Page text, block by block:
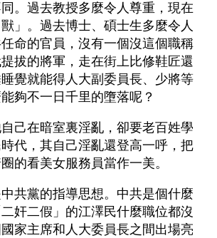
。過去教授多麼令人尊重，現在
」。過去博士、碩士生多麼令人
命的官員，沒有一個沒這個職稱
拔的將軍，走在街上比修鞋匠還
覺就能得人大副委員長、少將等
夠不一日千里的墮落呢？
己在暗室裏淫亂，卻要老百姓學
代，其自己淫亂還登高一呼，把
的看美女服務員當作一美。
共黨的指導思想。中共是個什麼
奸二假」的江澤民什麼職位都沒
家主席和人大委員長之間出場亮